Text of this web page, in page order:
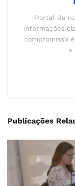
Portal de
informações
compromisso
a
Publicações